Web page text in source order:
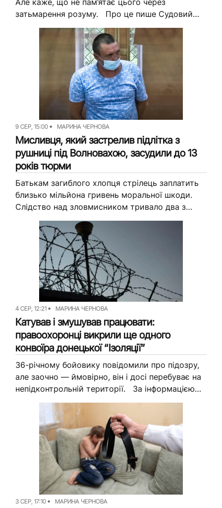
затьмарення розуму. Про це пише Судовий
репортер. За матеріалами слідства, які
опублікували в Єдиному реєстрі...
9 СЕР, 15:00 МАРИНА ЧЕРНОВА
Мисливця, який застрелив підлітка з
рушниці під Волновахою, засудили до 13
років тюрми
Батькам загиблого хлопця стрілець заплатить
близько мільйона гривень моральної шкоди.
Слідство над зловмисником тривало два з
половиною роки, повідомляють у прокуратурі
Донеччини. У матеріалах судової справи, яку
журналісти Вільного...
4 СЕР, 12:21 МАРИНА ЧЕРНОВА
Катував і змушував працювати:
правоохоронці викрили ще одного
конвоїра донецької “Ізоляції”
36-річному бойовику повідомили про підозру,
але заочно — ймовірно, він і досі перебуває на
непідконтрольній території. За інформацією
обласної поліції, на початку 2017 року
донеччанин почав службу у так...
3 СЕР, 17:10 МАРИНА ЧЕРНОВА